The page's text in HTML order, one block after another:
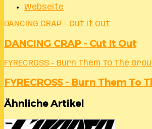
Webseite
DANCING CRAP - Cut It Out
DANCING CRAP - Cut It Out
FYRECROSS - Burn Them To The
FYRECROSS - Burn Them To
Ähnliche Artikel